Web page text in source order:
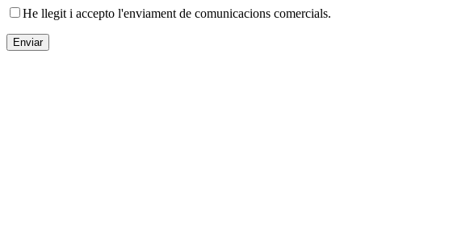
He llegit i accepto l'enviament de comunicacions comercials.